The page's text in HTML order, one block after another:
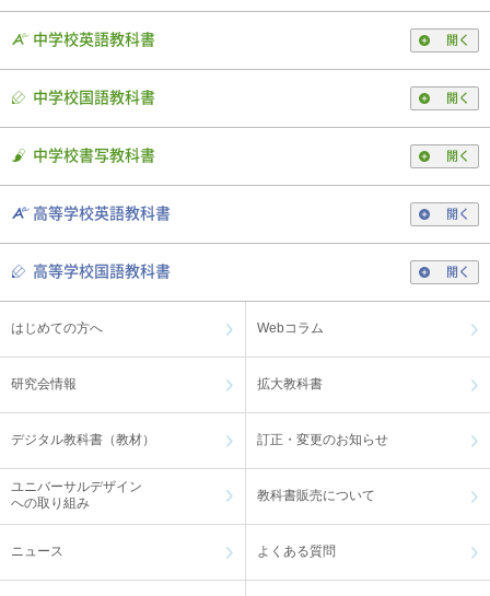
中学校英語教科書 開く
中学校国語教科書 開く
中学校書写教科書 開く
高等学校英語教科書 開く
高等学校国語教科書 開く
はじめての方へ Webコラム
研究会情報 拡大教科書
デジタル教科書（教材） 訂正・変更のお知らせ
ユニバーサルデザイン
への取り組み
教科書販売について
ニュース よくある質問